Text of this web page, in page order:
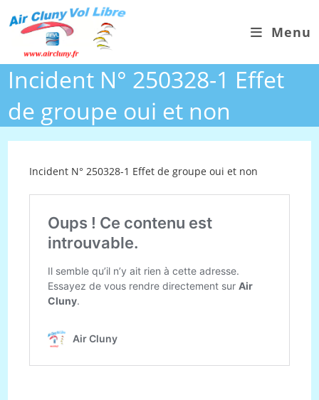
Menu
Incident N° 250328-1 Effet
de groupe oui et non
Incident N° 250328-1 Effet de groupe oui et non